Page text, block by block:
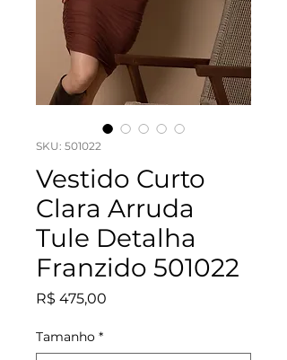
SKU: 501022
Vestido Curto
Clara Arruda
Tule Detalha
Franzido 501022
R$ 475,00
Tamanho *